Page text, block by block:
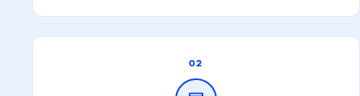
02